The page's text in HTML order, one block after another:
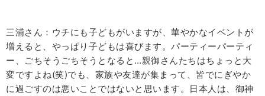
三浦さん：ウチにも子どもがいますが、華やかなイベントが
増えると、やっぱり子どもは喜びます。パーティーパーティ
ー、ごちそうごちそうとなると…親御さんたちはちょっと大
変ですよね(笑)でも、家族や友達が集まって、皆でにぎやか
に過ごすのは悪いことではないと思います。日本人は、御神